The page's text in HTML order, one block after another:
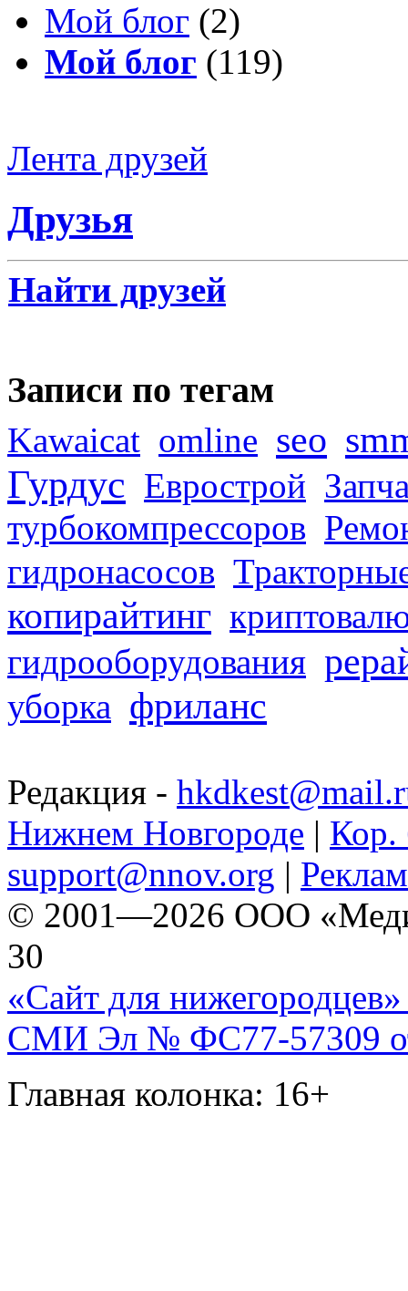
Мой блог (2)
Мой блог (119)
Лента друзей
Друзья
Найти друзей
Записи по тегам
Kawaicat omline seo
Гурдус Еврострой
турбокомпрессоров
гидронасосов
копирайтинг
гидрооборудования
уборка фриланс
Редакция -
Нижнем Новгороде | Кор.
support@nnov.org |
© 2001—2026 ООО
30
«Сайт для нижегородцев»
СМИ Эл № ФС77-57309
Главная колонка: 16+